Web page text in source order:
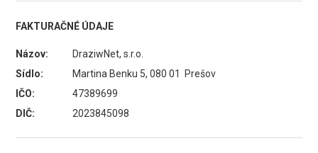
FAKTURAČNÉ ÚDAJE
Názov:
DraziwNet, s.r.o.
Sídlo:
Martina Benku 5, 080 01 Prešov
IČO:
47389699
DIČ:
2023845098